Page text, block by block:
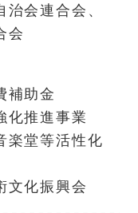
会連合会、
会
補助金
化推進事業
楽堂等活性化
文化振興会